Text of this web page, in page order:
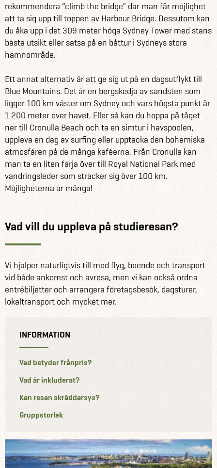
rekommendera “climb the bridge” där man får möjlighet
att ta sig upp till toppen av Harbour Bridge. Dessutom kan
du åka upp i det 309 meter höga Sydney Tower med stans
bästa utsikt eller satsa på en båttur i Sydneys stora
hamnområde.
Ett annat alternativ är att ge sig ut på en dagsutflykt till
Blue Mountains. Det är en bergskedja av sandsten som
ligger 100 km väster om Sydney och vars högsta punkt är
1 200 meter över havet. Eller så kan du hoppa på tåget
ner till Cronulla Beach och ta en simtur i havspoolen,
uppleva en dag av surfing eller upptäcka den bohemiska
atmosfären på de många kaféerna. Från Cronulla kan
man ta en liten färja över till Royal National Park med
vandringsleder som sträcker sig över 100 km.
Möjligheterna är många!
Vad vill du uppleva på studieresan?
Vi hjälper naturligtvis till med flyg, boende och transport
vid både ankomst och avresa, men vi kan också ordna
entrébiljetter och arrangera företagsbesök, dagsturer,
lokaltransport och mycket mer.
INFORMATION
Vad betyder frånpris?
Vad är inkluderat?
Kan resan skräddarsys?
Gruppstorlek